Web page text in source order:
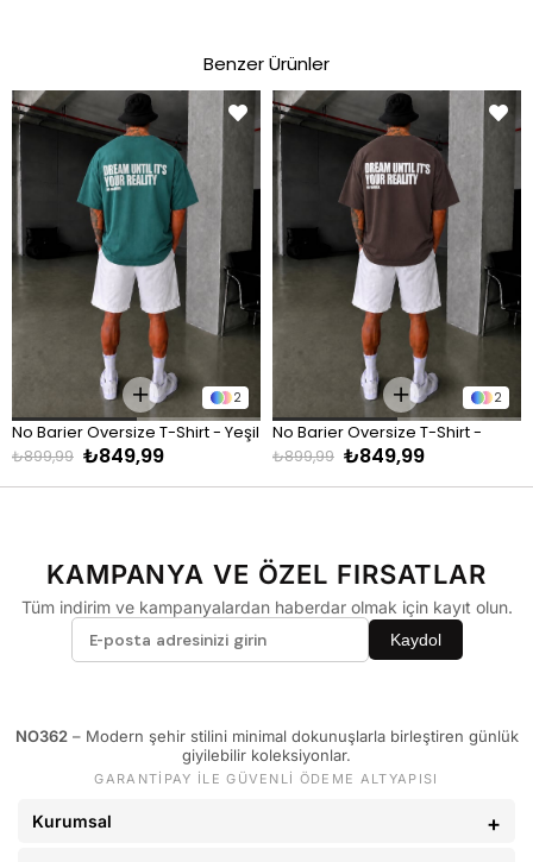
BEDEN REHBERİ
Model Boy:
185 CM
Model Kilo:
85 KG
Model Beden:
L
Tshirt - Sweatshirt - Ceket - Gömlek - Mont
KİLO BEDEN
60 - 74 kg S
75 - 84 kg M
85 - 89 kg L
Eşofman
KİLO BEDEN
60 - 65 kg S
90 - 110 kg
Benzer Ürünler
2
No Barier Oversize T-Shirt - Yeşil
₺849,99
₺899,99
2
No Barier Oversize T-Shirt -
Kahve
₺849,99
₺899,99
KAMPANYA VE ÖZEL FIRSATLAR
Tüm indirim ve kampanyalardan haberdar olmak için kayıt olun.
Kaydol
NO362– Modern şehir stilini minimal dokunuşlarla birleştiren günlük
giyilebilir koleksiyonlar.
GARANTİPAY İLE GÜVENLİ ÖDEME ALTYAPISI
Kurumsal